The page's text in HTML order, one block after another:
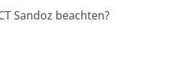
Sandoz beachten?